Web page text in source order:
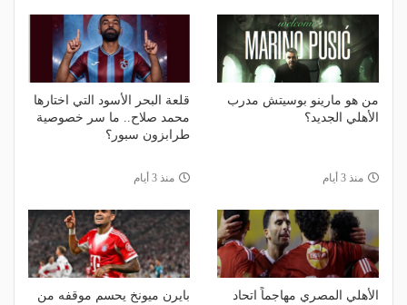
من هو مارينو بوسيتش مدرب
الأهلي الجديد؟
منذ 3 أيام
قلعة البحر الأسود التي اختارها
محمد صلاح.. ما سر خصوصية
طرابزون سبور؟
منذ 3 أيام
الأهلي المصري مهاجماً اتحاد
بايرن ميونخ يحسم موقفه من